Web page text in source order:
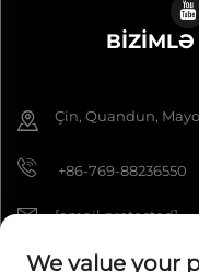
BIZIMLƏ
Çin, Quandun,
+86-769-88236550
[email protected]
We value your